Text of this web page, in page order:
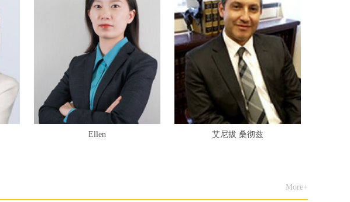
Ellen 艾尼拔 桑彻兹
More+